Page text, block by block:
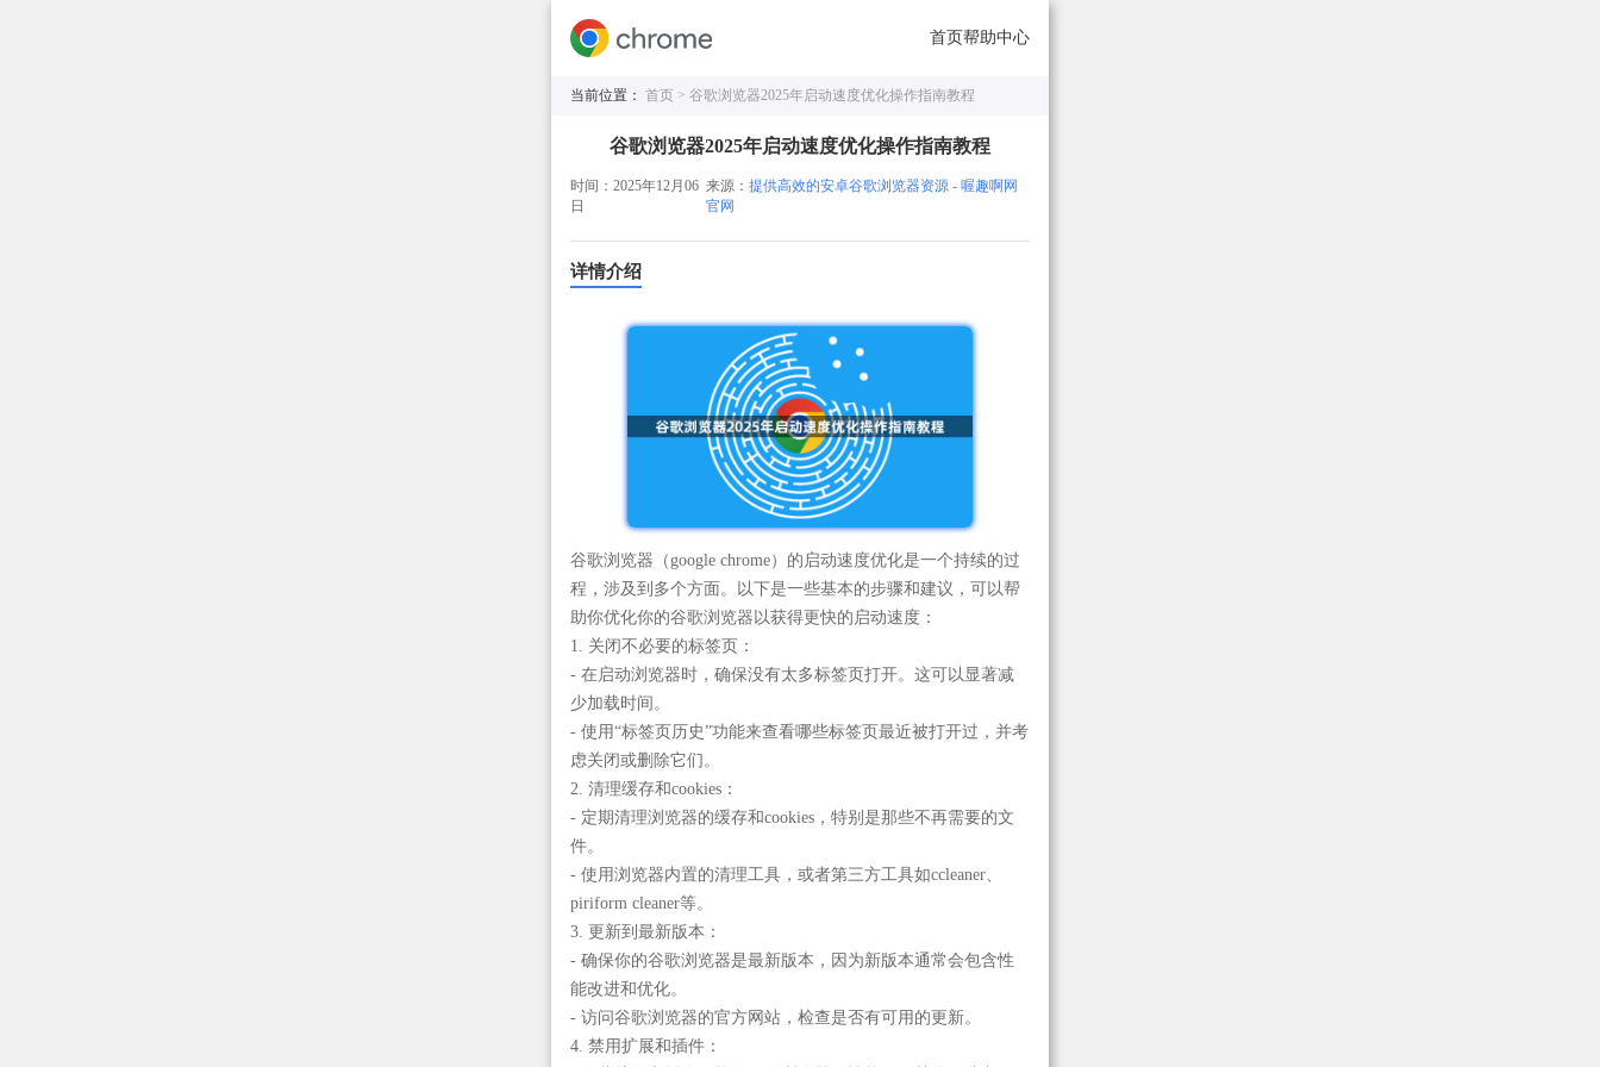
首页帮助中心
当前位置： 首页 > 谷歌浏览器2025年启动速度优化操作指南教程
谷歌浏览器2025年启动速度优化操作指南教程
时间：2025年12月06
日
来源：提供高效的安卓谷歌浏览器资源 - 喔趣啊网
官网
详情介绍
谷歌浏览器（google chrome）的启动速度优化是一个持续的过
程，涉及到多个方面。以下是一些基本的步骤和建议，可以帮
助你优化你的谷歌浏览器以获得更快的启动速度：
1. 关闭不必要的标签页：
- 在启动浏览器时，确保没有太多标签页打开。这可以显著减
少加载时间。
- 使用“标签页历史”功能来查看哪些标签页最近被打开过，并考
虑关闭或删除它们。
2. 清理缓存和cookies：
- 定期清理浏览器的缓存和cookies，特别是那些不再需要的文
件。
- 使用浏览器内置的清理工具，或者第三方工具如ccleaner、
piriform cleaner等。
3. 更新到最新版本：
- 确保你的谷歌浏览器是最新版本，因为新版本通常会包含性
能改进和优化。
- 访问谷歌浏览器的官方网站，检查是否有可用的更新。
4. 禁用扩展和插件：